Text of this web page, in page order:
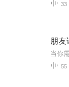
33
朋友
当你
55